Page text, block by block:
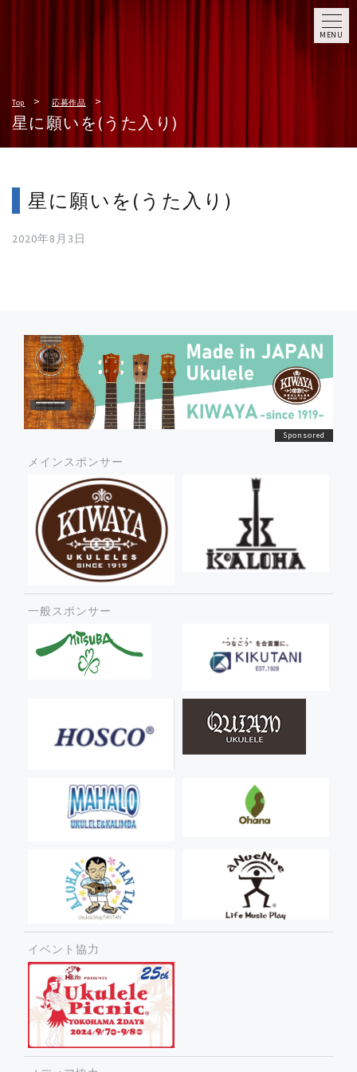
MENU
Top 応募作品
星に願いを(うた入り)
星に願いを(うた入り)
2020年8月3日
メインスポンサー
一般スポンサー
イベント協力